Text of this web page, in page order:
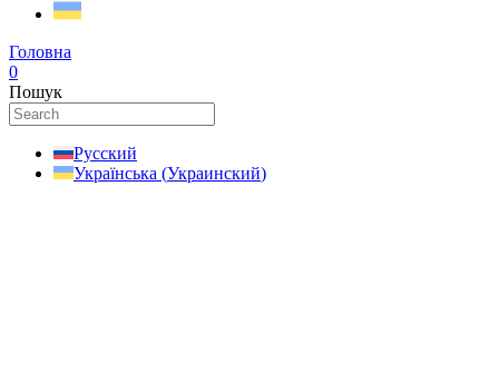
Головна
0
Пошук
Русский
Українська (Украинский)